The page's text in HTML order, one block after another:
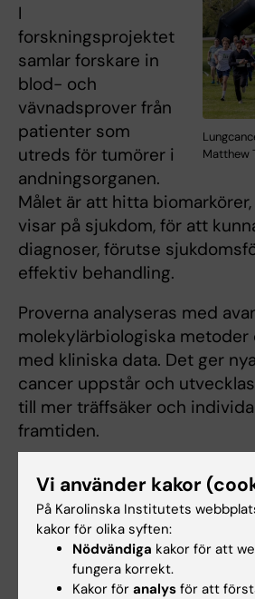
Matthew
I
forskningsprojektet
samlar forskare in
blod- och
vävnadsprover från
patienter som
utreds för tumörer i
andningsorganen.
Målet är att hitta
visar på sjukdom, för att
diagnoser, förutse
effektiv behandling.
Proverna analyseras med
molekylärbiologiska metoder
med kliniska data. Det ger
cancer uppstår och
till mer träffsäker och
framtiden.
Redaktör:Liv Sadeqi
Sidan uppdaterad:2025-10-07
Vi använder kakor
På Karolinska Institutets
kakor för olika syften:
Nödvändiga kakor för att
fungera korrekt.
Kakor för analys för att